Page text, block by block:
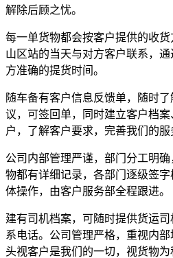
解除后顾之忧。
每一单货物都会按客户提供的收
山区站的当天与对方客户联系，
方准确的提货时间。
随车备有客户信息反馈单，随时
议，可签回单，同时建立客户档
户，了解客户要求，完善我们的服
公司内部管理严谨，部门分工明
物都有详细记录，各部门逐级签
体操作，由客户服务部全程跟进。
建有司机档案，可随时提供货运
系电话。公司管理严格，重视内
头视客户是我们的一切，视货物